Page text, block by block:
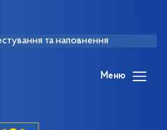
та наповнення
Меню